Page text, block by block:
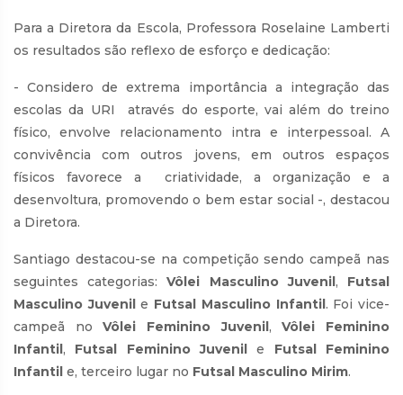
Para a Diretora da Escola, Professora Roselaine Lamberti
os resultados são reflexo de esforço e dedicação:
- Considero de extrema importância a integração das
escolas da URI através do esporte, vai além do treino
físico, envolve relacionamento intra e interpessoal. A
convivência com outros jovens, em outros espaços
físicos favorece a criatividade, a organização e a
desenvoltura, promovendo o bem estar social -, destacou
a Diretora.
Santiago destacou-se na competição sendo campeã nas
seguintes categorias:Vôlei Masculino Juvenil, Futsal
Masculino Juvenile Futsal Masculino Infantil. Foi vice-
campeã noVôlei Feminino Juvenil,Vôlei Feminino
Infantil, Futsal Feminino Juvenil e Futsal Feminino
Infantil e, terceiro lugar no Futsal Masculino Mirim.